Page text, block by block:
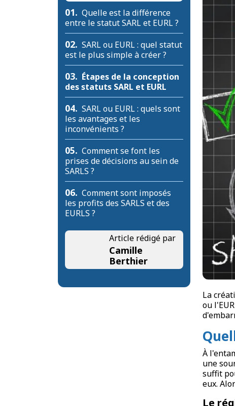
La
ou
À
une
suffit
eux.
Le
01. Quelle est la différence
entre le statut SARL et EURL ?
02. SARL ou EURL : quel statut
est le plus simple à créer ?
03. Étapes de la conception
des statuts SARL et EURL
04. SARL ou EURL : quels sont
les avantages et les
inconvénients ?
05. Comment se font les
prises de décisions au sein de
SARLS ?
06. Comment sont imposés
les profits des SARLS et des
EURLS ?
Article rédigé par
Camille
Berthier